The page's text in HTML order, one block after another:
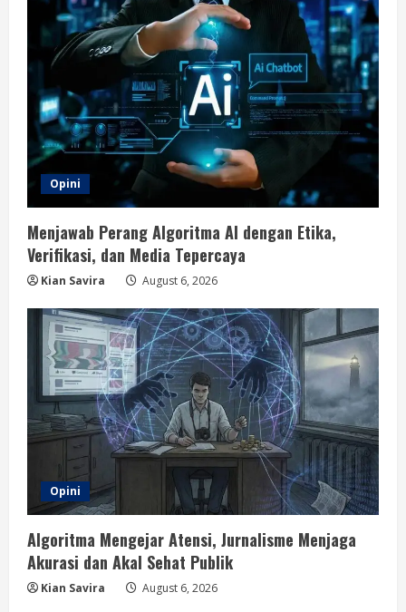
Opini
Menjawab Perang Algoritma AI dengan Etika,
Verifikasi, dan Media Tepercaya
Kian Savira August 6, 2026
Opini
Algoritma Mengejar Atensi, Jurnalisme Menjaga
Akurasi dan Akal Sehat Publik
Kian Savira August 6, 2026